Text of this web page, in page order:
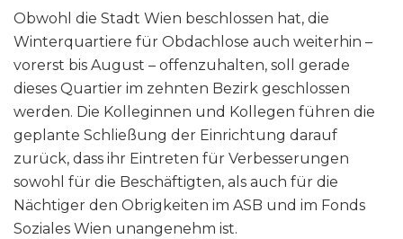
Obwohl die Stadt Wien beschlossen hat, die
Winterquartiere für Obdachlose auch weiterhin –
vorerst bis August – offenzuhalten, soll gerade
dieses Quartier im zehnten Bezirk geschlossen
werden. Die Kolleginnen und Kollegen führen die
geplante Schließung der Einrichtung darauf
zurück, dass ihr Eintreten für Verbesserungen
sowohl für die Beschäftigten, als auch für die
Nächtiger den Obrigkeiten im ASB und im Fonds
Soziales Wien unangenehm ist.